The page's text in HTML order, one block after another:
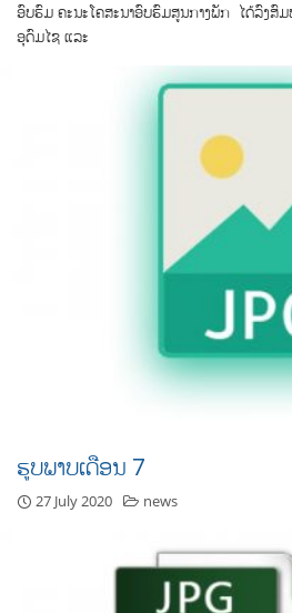
ອົບ​ຮົມ ຄະ​ນະ​ໂຄ​ສະ​ນາ​ອົບ​ຮົມ​ສູນ​ກາງ​ພັກ ໄດ້​ລົງສົ
ອຸ​ດົມ​ໄຊ ແລະ
ຮູບພາບເດືອນ 7
27 July 2020 news